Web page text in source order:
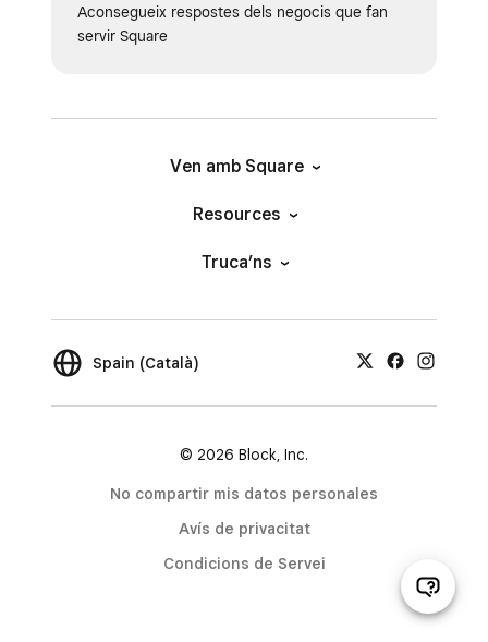
Aconsegueix respostes dels negocis que fan
servir Square
Ven amb Square
Resources
Truca’ns
Spain (Català)
© 2026 Block, Inc.
No compartir mis datos personales
Avís de privacitat
Condicions de Servei